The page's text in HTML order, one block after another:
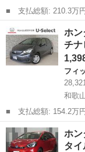
■ 支払総額: 210.3万円 ■ 車両本体価格： 1,998,000 円 ■ メーカ
ー名： ホンダ ■ 車
Ｖホームブラックス
ｏｎｄａ...
和歌山
ホ
チ
フィ
和歌
■ 支払総額: 154.2万円 ■ 車両本体価格： 1,398,000 円 ■ メーカ
ー名： ホンダ ■ 車
弊社下取車 ８イン
ＥＤヘッ...
和歌山 和歌山市
ホン
タ